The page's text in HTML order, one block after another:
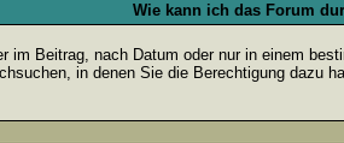
Wie kann ich das Forum
im Beitrag, nach Datum oder nur in einem
in denen Sie die Berechtigung dazu